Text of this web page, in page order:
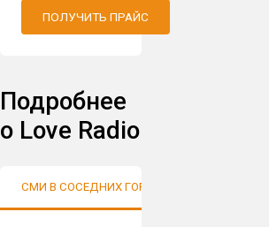
ПОЛУЧИТЬ ПРАЙС
Подробнее
о Love Radio
СМИ В СОСЕДНИХ ГОРОДАХ